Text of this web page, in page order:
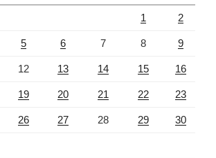
1 2
5 6 7 8 9
12 13 14 15 16
19 20 21 22 23
26 27 28 29 30